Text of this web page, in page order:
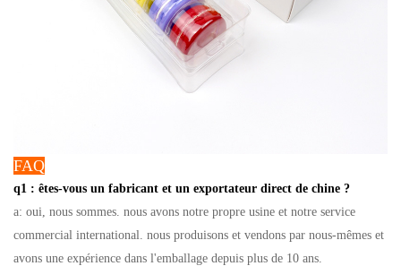
FAQ
q1 : êtes-vous un fabricant et un exportateur direct de chine ?
a: oui, nous sommes. nous avons notre propre usine et notre service
commercial international. nous produisons et vendons par nous-mêmes et
avons une expérience dans l'emballage depuis plus de 10 ans.